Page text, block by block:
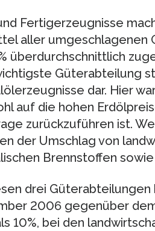
Fertigerzeugnisse
aller umgeschlagenen
überdurchschnittlich
Güterabteilung
dar. Hier
auf die hohen
zurückzuführen ist.
der Umschlag von
Brennstoffen
drei Güterabteilungen
2006 gegenüber
10%, bei den